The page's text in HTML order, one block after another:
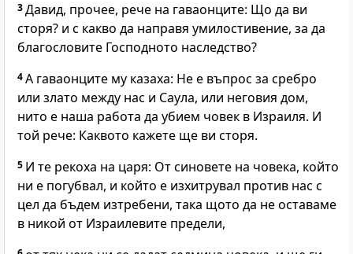
3Давид, прочее, рече на гаваонците: Що да ви
сторя? и с какво да направя умилостивение, за да
благословите Господното наследство?
4А гаваонците му казаха: Не е въпрос за сребро
или злато между нас и Саула, или неговия дом,
нито е наша работа да убием човек в Израиля. И
той рече: Каквото кажете ще ви сторя.
5 И те рекоха на царя: От синовете на човека, който
ни е погубвал, и който е изхитрувал против нас с
цел да бъдем изтребени, така щото да не оставаме
в никой от Израилевите предели,